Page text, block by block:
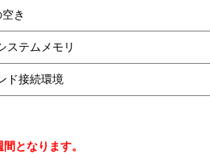
き
ステムメモリ
ド接続環境
となります。